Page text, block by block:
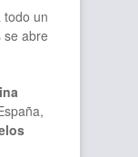
todo un
se abre